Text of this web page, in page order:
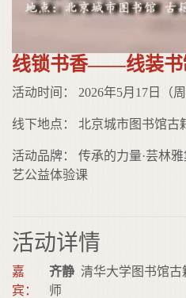
线锁书香——线装书
活动时间： 2026年5月17日（
线下地点： 北京城市图书馆古
活动品牌： 传承的力量·芸林
艺公益体验课
活动详情
嘉
宾：
齐静 清华大学图书馆
师